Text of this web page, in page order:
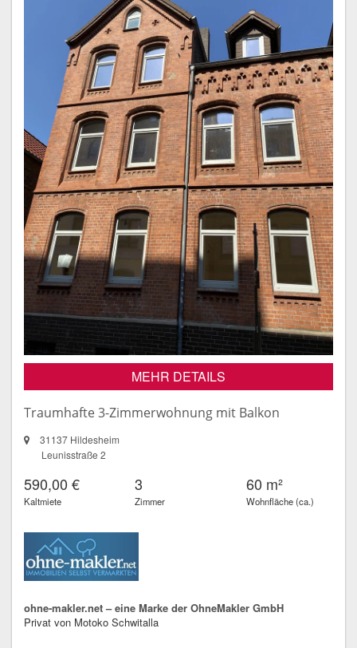
MEHR DETAILS
Traumhafte 3-Zimmerwohnung mit Balkon
31137 Hildesheim
Leunisstraße 2
590,00 €
Kaltmiete
3
Zimmer
60 m²
Wohnfläche (ca.)
ohne-makler.net – eine Marke der OhneMakler GmbH
Privat von Motoko Schwitalla